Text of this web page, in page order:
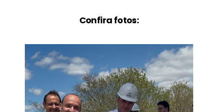
Confira fotos: